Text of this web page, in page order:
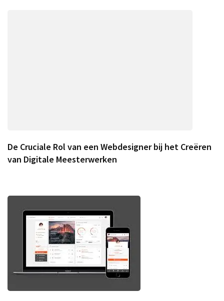
De Cruciale Rol van een Webdesigner bij het Creëren
van Digitale Meesterwerken